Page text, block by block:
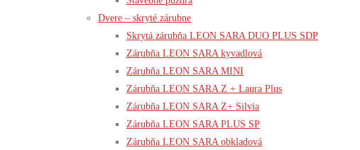
Dvere – skryté zárubne
Skrytá zárubňa LEON SARA DUO PLUS SDP
Zárubňa LEON SARA kyvadlová
Zárubňa LEON SARA MINI
Zárubňa LEON SARA Z + Laura Plus
Zárubňa LEON SARA Z+ Silvia
Zárubňa LEON SARA PLUS SP
Zárubňa LEON SARA obkladová